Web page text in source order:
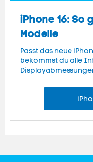
iPhone 16: So
Modelle
Passt das neue
bekommst du alle